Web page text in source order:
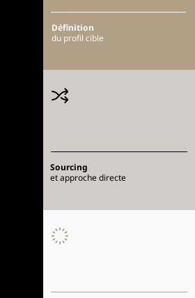
Définition
du profil cible
Sourcing
et approche directe